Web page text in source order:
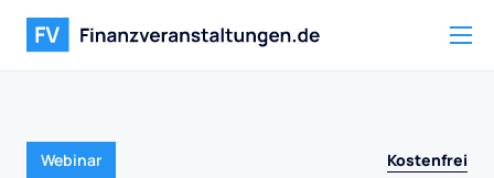
Webinar
Kostenfrei